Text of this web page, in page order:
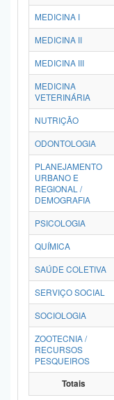
MEDICINA I
MEDICINA II
MEDICINA III
MEDICINA
VETERINÁRIA
NUTRIÇÃO
ODONTOLOGIA
PLANEJAMENTO
URBANO E
REGIONAL /
DEMOGRAFIA
PSICOLOGIA
QUÍMICA
SAÚDE COLETIVA
SERVIÇO SOCIAL
SOCIOLOGIA
ZOOTECNIA /
RECURSOS
PESQUEIROS
Totais